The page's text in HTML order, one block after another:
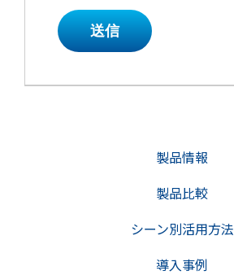
送信
製品情報
製品比較
シーン別活用方法
導入事例